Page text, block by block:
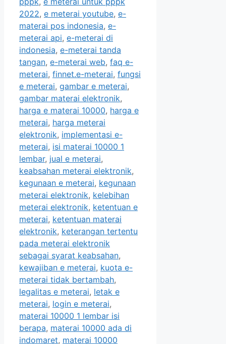
2022, e meterai youtube, e-
materai pos indonesia, e-
meterai api, e-meterai di
indonesia, e-meterai tanda
tangan, e-meterai web, faq e-
meterai, finnet.e-meterai, fungsi
e meterai, gambar e meterai,
gambar materai elektronik,
harga e materai 10000, harga e
meterai, harga meterai
elektronik, implementasi e-
meterai, isi materai 10000 1
lembar, jual e meterai,
keabsahan meterai elektronik,
kegunaan e meterai, kegunaan
meterai elektronik, kelebihan
meterai elektronik, ketentuan e
meterai, ketentuan materai
elektronik, keterangan tertentu
pada meterai elektronik
sebagai syarat keabsahan,
kewajiban e meterai, kuota e-
meterai tidak bertambah,
legalitas e meterai, letak e
meterai, login e meterai,
materai 10000 1 lembar isi
berapa, materai 10000 ada di
indomaret, materai 10000